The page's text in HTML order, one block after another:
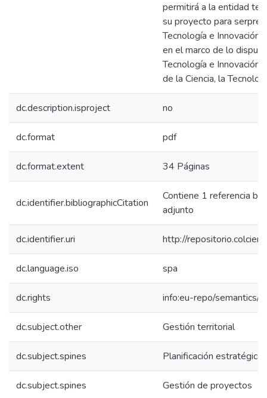
permitirá a la entidad
su proyecto para
Tecnología e Innovación
en el marco de lo
Tecnología e
de la Ciencia, la
dc.description.isproject no
dc.format pdf
dc.format.extent 34 Páginas
dc.identifier.bibliographicCitation
Contiene 1 referencia
adjunto
dc.identifier.uri http://
dc.language.iso spa
dc.rights info:eu-repo/semantics/
dc.subject.other Gestión territorial
dc.subject.spines Planificación estratégica
dc.subject.spines Gestión de proyectos